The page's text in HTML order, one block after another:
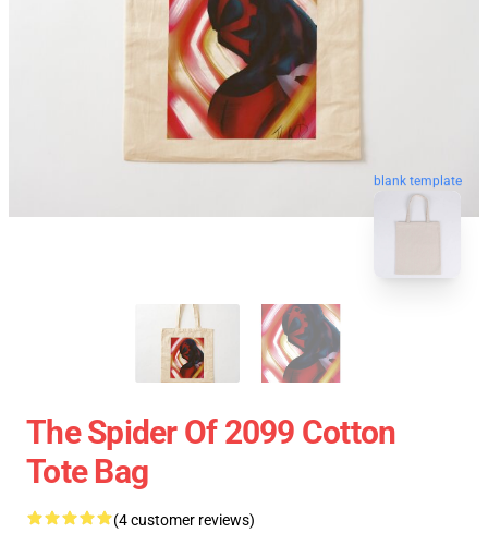
blank template
The Spider Of 2099 Cotton
Tote Bag
(4 customer reviews)